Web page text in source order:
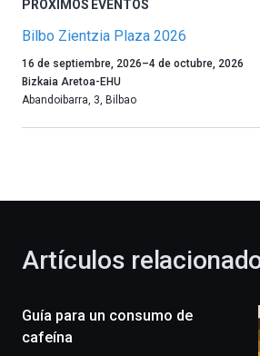
PRÓXIMOS EVENTOS
Bilbo Zientzia Plaza 2026
Un
año
más,
celebración
novena
edición
16 de septiembre, 2026–4 de octubre, 2026
Bizkaia Aretoa-EHU
Abandoibarra, 3 Bilbao
Artículos
Guía para un consumo de
cafeína